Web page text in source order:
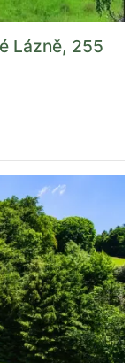
Lázně, 255